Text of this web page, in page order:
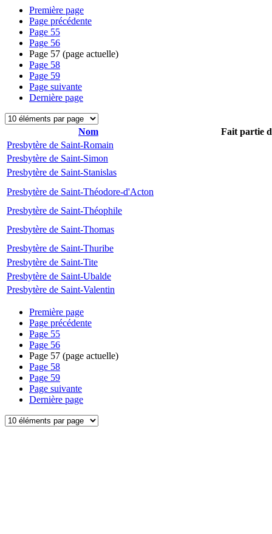
Première page
Page précédente
Page 55
Page 56
Page 57 (page actuelle)
Page 58
Page 59
Page suivante
Dernière page
Nom
Fait partie
Presbytère de Saint-Romain
Presbytère de Saint-Simon
Presbytère de Saint-Stanislas
Presbytère de Saint-Théodore-d'Acton
Presbytère de Saint-Théophile
Presbytère de Saint-Thomas
Presbytère de Saint-Thuribe
Presbytère de Saint-Tite
Presbytère de Saint-Ubalde
Presbytère de Saint-Valentin
Première page
Page précédente
Page 55
Page 56
Page 57 (page actuelle)
Page 58
Page 59
Page suivante
Dernière page